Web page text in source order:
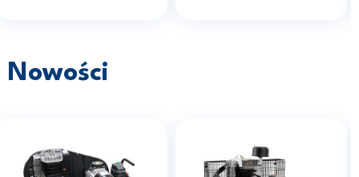
Nowości